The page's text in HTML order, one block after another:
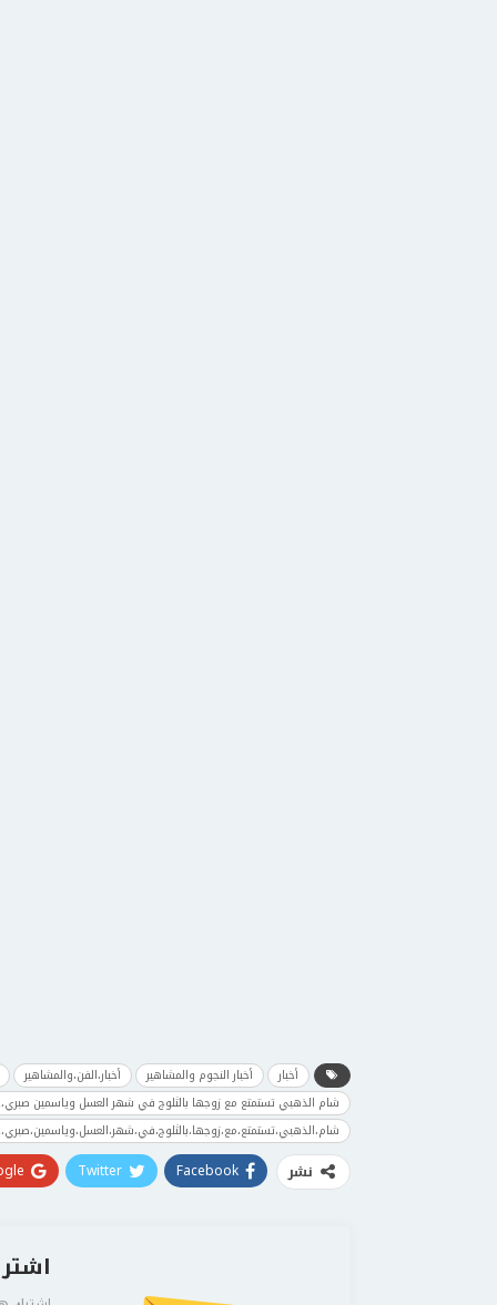
أخبار أخبار النجوم والمشاهير
أخبار،الفن،والمشاهير
شام الذهبي تستمتع مع زوجها بالثلوج في شهر العسل وياسمين
نشر Facebook
Twitter